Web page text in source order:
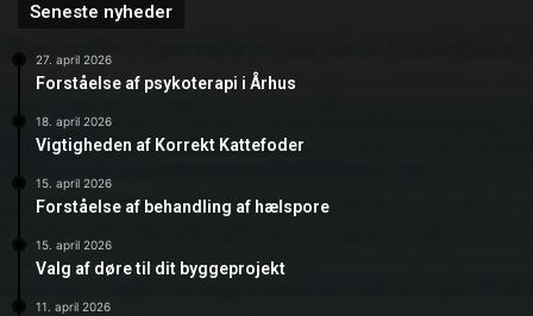
Seneste nyheder
27. april 2026
Forståelse af psykoterapi i Århus
18. april 2026
Vigtigheden af Korrekt Kattefoder
15. april 2026
Forståelse af behandling af hælspore
15. april 2026
Valg af døre til dit byggeprojekt
11. april 2026